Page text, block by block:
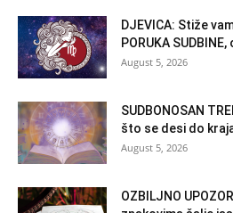
DJEVICA: Stiže
PORUKA
August 5, 2026
SUDBONOSAN
što se desi do
August 5, 2026
OZBILJNO